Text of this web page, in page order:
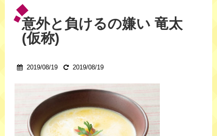
意外と負けるの嫌い 竜太
(仮称)
2019/08/19 2019/08/19